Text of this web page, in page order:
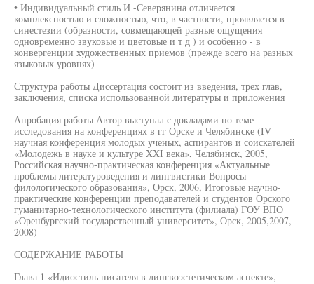
• Индивидуальный стиль И -Северянина отличается
комплексностью и сложностью, что, в частности, проявляется в
синестезии (образности, совмещающей разные ощущения
одновременно звуковые и цветовые и т д ) и особенно - в
конвергенции художественных приемов (прежде всего на разных
языковых уровнях)
Структура работы Диссертация состоит из введения, трех глав,
заключения, списка использованной литературы и приложения
Апробация работы Автор выступал с докладами по теме
исследования на конференциях в гг Орске и Челябинске (IV
научная конференция молодых ученых, аспирантов и соискателей
«Молодежь в науке и культуре XXI века», Челябинск, 2005,
Российская научно-практическая конференция «Актуальные
проблемы литературоведения и лингвистики Вопросы
филологического образования», Орск, 2006, Итоговые научно-
практические конференции преподавателей и студентов Орского
гуманитарно-технологического института (филиала) ГОУ ВПО
«Оренбургский государственный университет», Орск, 2005,2007,
2008)
СОДЕРЖАНИЕ РАБОТЫ
Глава 1 «Идиостиль писателя в лингвоэстетическом аспекте»,